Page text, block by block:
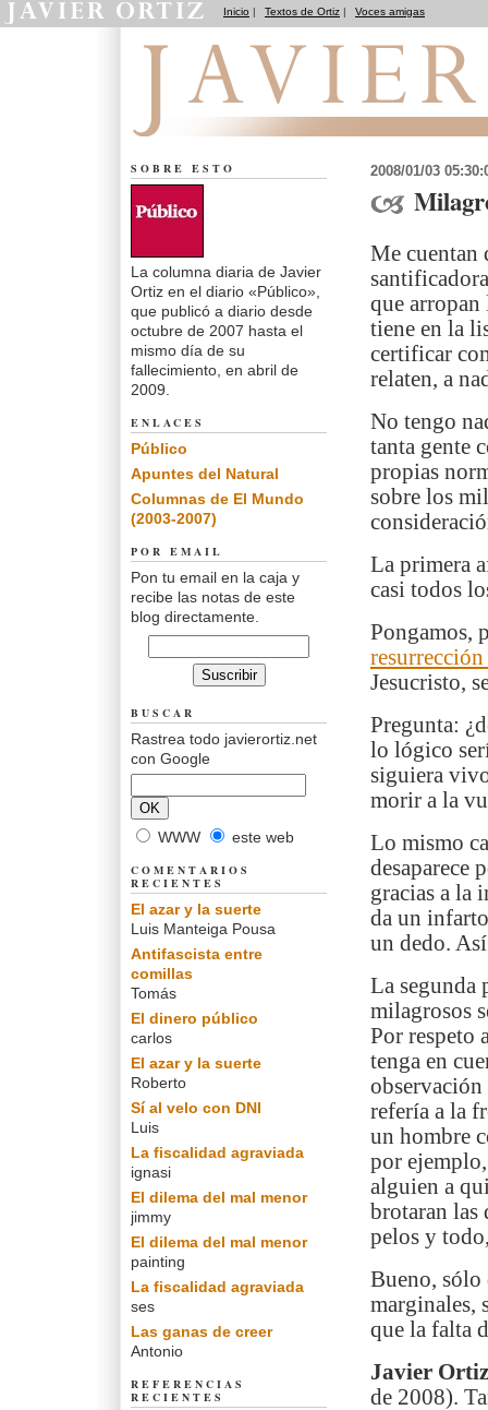
Inicio | Textos de Ortiz | Voces amigas
2008/01/03
Me cuentan
que arropan
tiene en la
certificar
relaten, a
No tengo
tanta gente
propias
sobre los
La primera
casi todos
Pongamos,
Jesucristo,
Pregunta:
lo lógico
siguiera
morir a la
Lo mismo
desaparece
gracias a la
da un
un dedo.
La segunda
milagrosos
Por respeto
tenga en
refería a la
un hombre
por
alguien a
brotaran las
pelos y
Bueno, sólo
marginales,
que la falta
Javier Ortiz
de 2008).
SOBRE ESTO
La columna diaria de Javier
Ortiz en el diario «Público»,
que publicó a diario desde
octubre de 2007 hasta el
mismo día de su
fallecimiento, en abril de
2009.
ENLACES
Público
Apuntes del Natural
Columnas de El Mundo
(2003-2007)
POR EMAIL
Pon tu email en la caja y
recibe las notas de este
blog directamente.
BUSCAR
Rastrea todo javierortiz.net
con Google
WWW este web
COMENTARIOS
RECIENTES
El azar y la suerte
Luis Manteiga Pousa
Antifascista entre
comillas
Tomás
El dinero público
carlos
El azar y la suerte
Roberto
Sí al velo con DNI
Luis
La fiscalidad agraviada
ignasi
El dilema del mal menor
jimmy
El dilema del mal menor
painting
La fiscalidad agraviada
ses
Las ganas de creer
Antonio
REFERENCIAS
RECIENTES